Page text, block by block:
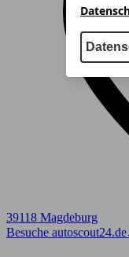
39118 Magdeburg
Besuche autoscout24.de